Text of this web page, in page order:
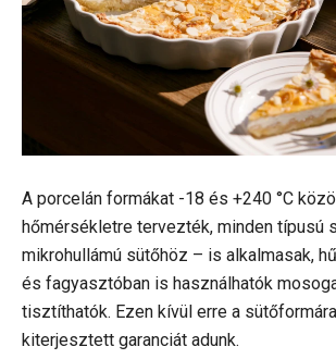
A porcelán formákat -18 és +240 °C
hőmérsékletre tervezték, minden típusú
mikrohullámú sütőhöz – is alkalmasak,
és fagyasztóban is használhatók
tisztíthatók. Ezen kívül erre a
kiterjesztett garanciát adunk.